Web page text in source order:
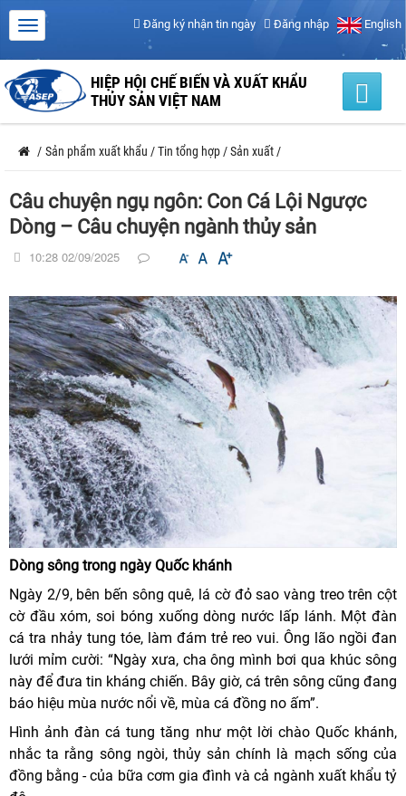
Đăng ký nhận tin ngày Đăng nhập English
HIỆP HỘI CHẾ BIẾN VÀ XUẤT KHẨU
THỦY SẢN VIỆT NAM
/ Sản phẩm xuất khẩu /Tin tổng hợp /Sản xuất /
Câu chuyện ngụ ngôn: Con Cá Lội Ngược
Dòng – Câu chuyện ngành thủy sản
10:28 02/09/2025
Dòng sông trong ngày Quốc khánh
Ngày 2/9, bên bến sông quê, lá cờ đỏ sao vàng treo trên cột
cờ đầu xóm, soi bóng xuống dòng nước lấp lánh. Một đàn
cá tra nhảy tung tóe, làm đám trẻ reo vui. Ông lão ngồi đan
lưới mỉm cười: “Ngày xưa, cha ông mình bơi qua khúc sông
này để đưa tin kháng chiến. Bây giờ, cá trên sông cũng đang
báo hiệu mùa nước nổi về, mùa cá đồng no ấm”.
Hình ảnh đàn cá tung tăng như một lời chào Quốc khánh,
nhắc ta rằng sông ngòi, thủy sản chính là mạch sống của
đồng bằng - của bữa cơm gia đình và cả ngành xuất khẩu tỷ